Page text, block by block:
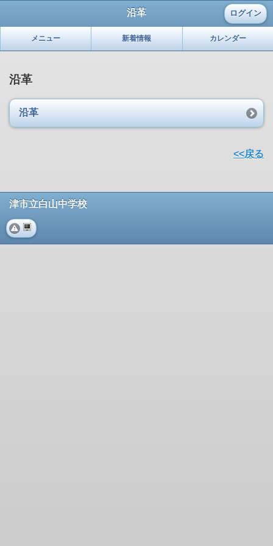
沿革 ログイン
メニュー 新着情報 カレンダー
沿革
沿革
<<戻る
津市立白山中学校